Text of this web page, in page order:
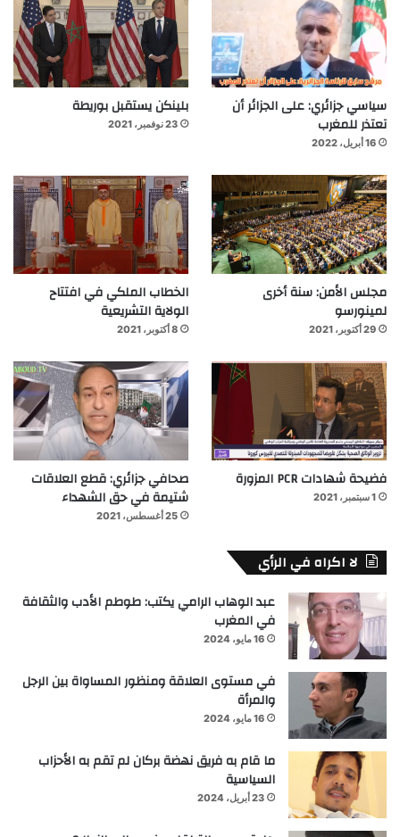
سياسي جزائري: على الجزائر أن
تعتذر للمغرب
16 أبريل، 2022
بلينكن يستقبل بوريطة
23 نوفمبر، 2021
مجلس الأمن: سنة أخرى
لمينورسو
29 أكتوبر، 2021
الخطاب الملكي في افتتاح
الولاية التشريعية
8 أكتوبر، 2021
فضيحة شهادات PCR المزورة
1 سبتمبر، 2021
صحافي جزائري: قطع العلاقات
شتيمة في حق الشهداء
25 أغسطس، 2021
لا اكراه في الرأي
عبد الوهاب الرامي يكتب: طوطم الأدب والثقافة
في المغرب
16 مايو، 2024
في مستوى العلاقة ومنظور المساواة بين الرجل
والمرأة
16 مايو، 2024
ما قام به فريق نهضة بركان لم تقم به الأحزاب
السياسية
23 أبريل، 2024